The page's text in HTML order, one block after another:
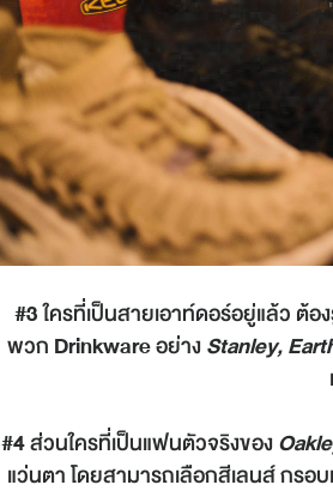
#3ใครที่เป็นสายเอาท์ดอร์อยู่แล้ว ต้อ
พวก Drinkwareอย่างStanley,
#4ส่วนใครที่เป็นแฟนตัวจริงของ
แว่นตา โดยสามารถเลือกสีเลนส์ กรอ